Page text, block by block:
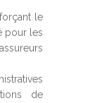
le
pour les
de